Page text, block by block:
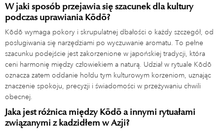
W jaki sposób przejawia się szacunek dla kultury
podczas uprawiania Kōdō?
Kōdō wymaga pokory i skrupulatnej dbałości o każdy szczegół, od
posługiwania się narzędziami po wyczuwanie aromatu. To pełne
szacunku podejście jest zakorzenione w japońskiej tradycji, która
ceni harmonię między człowiekiem a naturą. Udział w rytuale Kōdō
oznacza zatem oddanie hołdu tym kulturowym korzeniom, uznając
znaczenie spokoju, precyzji i świadomości w przeżywaniu chwili
obecnej.
Jaka jest różnica między Kōdō a innymi rytuałami
związanymi z kadzidłem w Azji?